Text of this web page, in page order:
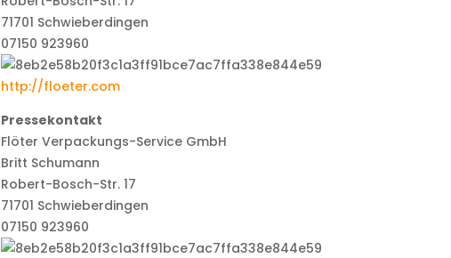
71701 Schwieberdingen
07150 923960
http://floeter.com
Pressekontakt
Flöter Verpackungs-Service GmbH
Britt Schumann
Robert-Bosch-Str. 17
71701 Schwieberdingen
07150 923960